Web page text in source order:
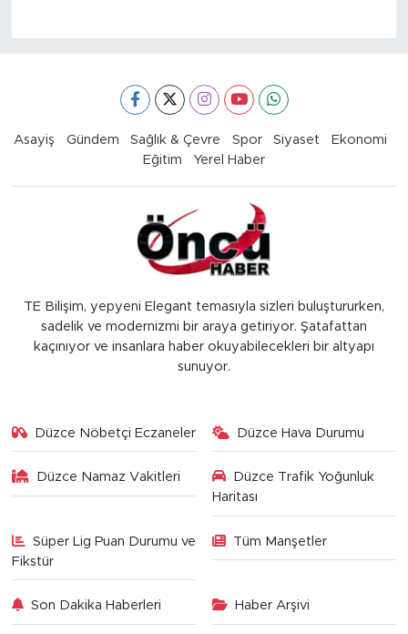
Asayiş Gündem Sağlık & Çevre Spor Siyaset
Ekonomi
Eğitim
Yerel Haber
TE Bilişim, yepyeni Elegant temasıyla sizleri buluştururken,
sadelik ve modernizmi bir araya getiriyor. Şatafattan
kaçınıyor ve insanlara haber okuyabilecekleri bir altyapı
sunuyor.
Düzce Nöbetçi Eczaneler Düzce Hava Durumu
Düzce Namaz Vakitleri
Düzce Trafik Yoğunluk
Haritası
Süper Lig Puan Durumu ve
Fikstür
Tüm Manşetler
Son Dakika Haberleri Haber Arşivi